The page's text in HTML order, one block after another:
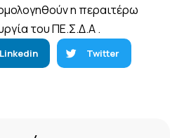
η περαιτέρω
του ΠΕ.Σ.Δ.Α .
Linkedin Twitter